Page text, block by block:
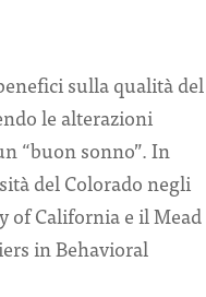
sulla qualità del
le alterazioni
“buon sonno”. In
del Colorado negli
of California e il Mead
in Behavioral